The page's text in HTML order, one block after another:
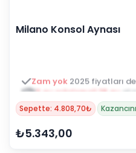
Milano Konsol Aynası
3 ay ertelemeli 18 ay
Sepette: 4.808,70₺
₺5.343,00